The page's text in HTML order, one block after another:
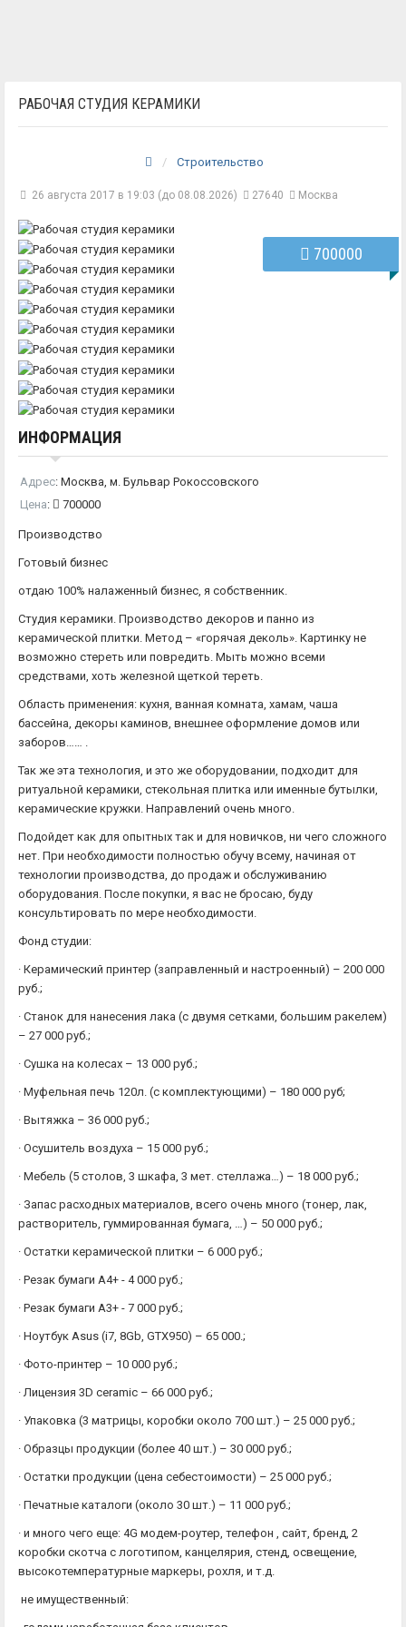
РАБОЧАЯ СТУДИЯ КЕРАМИКИ
Строительство
26 августа 2017 в 19:03 (до 08.08.2026) 27640 Москва
700000
ИНФОРМАЦИЯ
Адрес: Москва, м. Бульвар Рокоссовского
Цена: 700000
Производство
Готовый бизнес
отдаю 100% налаженный бизнес, я собственник.
Студия керамики. Производство декоров и панно из
керамической плитки. Метод – «горячая деколь». Картинку не
возможно стереть или повредить. Мыть можно всеми
средствами, хоть железной щеткой тереть.
Область применения: кухня, ванная комната, хамам, чаша
бассейна, декоры каминов, внешнее оформление домов или
заборов…… .
Так же эта технология, и это же оборудовании, подходит для
ритуальной керамики, стекольная плитка или именные бутылки,
керамические кружки. Направлений очень много.
Подойдет как для опытных так и для новичков, ни чего сложного
нет. При необходимости полностью обучу всему, начиная от
технологии производства, до продаж и обслуживанию
оборудования. После покупки, я вас не бросаю, буду
консультировать по мере необходимости.
Фонд студии:
· Керамический принтер (заправленный и настроенный) – 200 000
руб.;
· Станок для нанесения лака (с двумя сетками, большим ракелем)
– 27 000 руб.;
· Сушка на колесах – 13 000 руб.;
· Муфельная печь 120л. (с комплектующими) – 180 000 руб;
· Вытяжка – 36 000 руб.;
· Осушитель воздуха – 15 000 руб.;
· Мебель (5 столов, 3 шкафа, 3 мет. стеллажа…) – 18 000 руб.;
· Запас расходных материалов, всего очень много (тонер, лак,
растворитель, гуммированная бумага, …) – 50 000 руб.;
· Остатки керамической плитки – 6 000 руб.;
· Резак бумаги А4+ - 4 000 руб.;
· Резак бумаги А3+ - 7 000 руб.;
· Ноутбук Asus (i7, 8Gb, GTX950) – 65 000.;
· Фото-принтер – 10 000 руб.;
· Лицензия 3D ceramic – 66 000 руб.;
· Упаковка (3 матрицы, коробки около 700 шт.) – 25 000 руб.;
· Образцы продукции (более 40 шт.) – 30 000 руб.;
· Остатки продукции (цена себестоимости) – 25 000 руб.;
· Печатные каталоги (около 30 шт.) – 11 000 руб.;
· и много чего еще: 4G модем-роутер, телефон , сайт, бренд, 2
коробки скотча с логотипом, канцелярия, стенд, освещение,
высокотемпературные маркеры, рохля, и т.д.
не имущественный: